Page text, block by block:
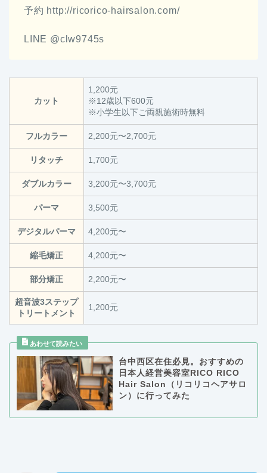
予約 http://ricorico-hairsalon.com/
LINE @clw9745s
カット
1,200元
※12歳以下600元
※小学生以下ご両親施術時無料
フルカラー 2,200元〜2,700元
リタッチ 1,700元
ダブルカラー 3,200元〜3,700元
パーマ 3,500元
デジタルパーマ 4,200元〜
縮毛矯正 4,200元〜
部分矯正 2,200元〜
超音波3ステップ
トリートメント
1,200元
台中西区在住必見。おすすめの
日本人経営美容室RICO RICO
Hair Salon（リコリコヘアサロ
ン）に行ってみた